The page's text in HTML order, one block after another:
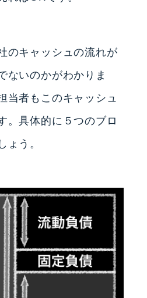
のキャッシュの流れが
ないのかがわかりま
当者もこのキャッシュ
。具体的に５つのブロ
ょう。